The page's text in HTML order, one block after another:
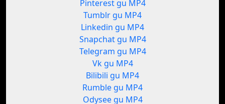
Pinterest gu MP4
Tumblr gu MP4
Linkedin gu MP4
Snapchat gu MP4
Telegram gu MP4
Vk gu MP4
Bilibili gu MP4
Rumble gu MP4
Odysee gu MP4